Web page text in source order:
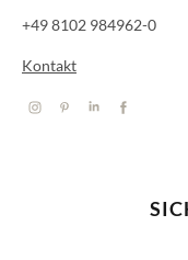
+49 8102 984962-0
Kontakt